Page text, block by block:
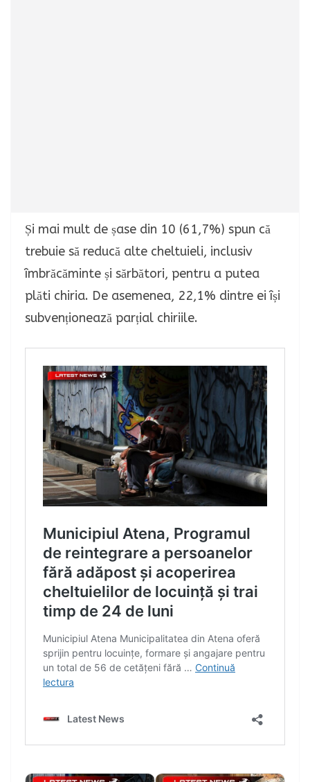
Și mai mult de șase din 10 (61,7%) spun că
trebuie să reducă alte cheltuieli, inclusiv
îmbrăcăminte și sărbători, pentru a putea
plăti chiria. De asemenea, 22,1% dintre ei își
subvenționează parțial chiriile.